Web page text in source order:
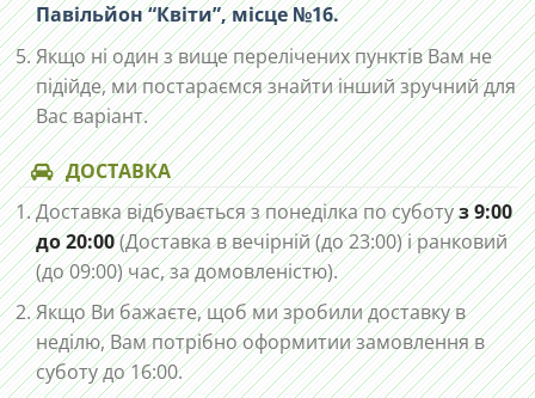
Павільйон “Квіти”, місце №16.
Якщо ні один з вище перелічених пунктів Вам не
підійде, ми постараємся знайти інший зручний для
Вас варіант.
ДОСТАВКА
Доставка відбувається з понеділка по суботуз 9:00
до 20:00(Доставка в вечірній (до 23:00) і ранковий
(до 09:00) час, за домовленістю).
Якщо Ви бажаєте, щоб ми зробили доставку в
неділю, Вам потрібно оформитии замовлення в
суботу до 16:00.